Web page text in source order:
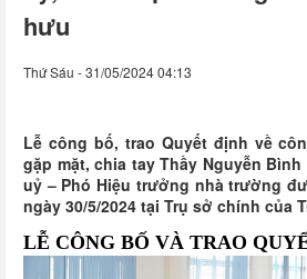
hưu
Thứ Sáu - 31/05/2024 04:13
Lễ công bố, trao Quyết định về
gặp mặt, chia tay Thầy Nguyễn
uỷ – Phó Hiệu trưởng nhà trường
ngày 30/5/2024 tại Trụ sở chính của
LỄ CÔNG BỐ VÀ TRAO